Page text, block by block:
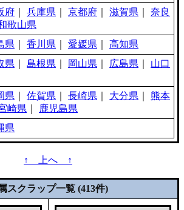
府 兵庫県 京都府 滋賀県
奈良
歌山県
県 香川県 愛媛県 高知県
県 島根県 岡山県 広島県
山口
県 佐賀県 長崎県 大分県
熊本
崎県
鹿児島県
県
↑ 上へ ↑
スクラップ一覧 (413件)